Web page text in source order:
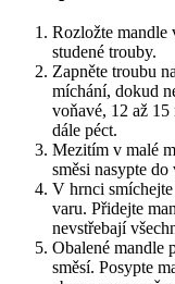
Rozložte mandle
studené trouby.
Zapněte troubu
míchání, dokud
voňavé, 12 až
dále péct.
Mezitím v malé
směsi nasypte do
V hrnci
varu. Přidejte
nevstřebají
Obalené mandle
směsí. Posypte